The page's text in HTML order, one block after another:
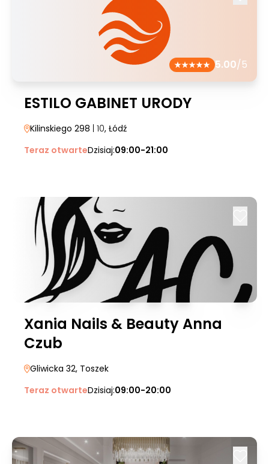
5.00/5
ESTILO GABINET URODY
Kilinskiego 298 | 10, Łódź
Teraz otwarteDzisiaj:09:00-21:00
Xania Nails & Beauty Anna
Czub
Gliwicka 32, Toszek
Teraz otwarteDzisiaj:09:00-20:00